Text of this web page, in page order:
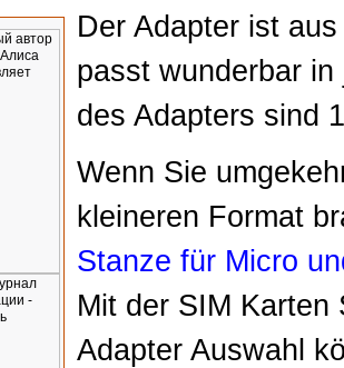
Der Adapter ist
passt wunderbar
des Adapters sind
Wenn Sie
kleineren Format
Stanze für Micro
Mit der SIM Karten
Adapter Auswahl